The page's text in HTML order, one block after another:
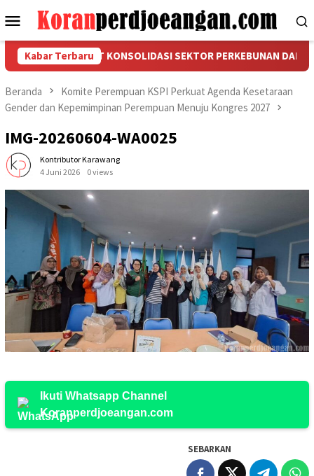
ke
Menu
Mobile
Kabar Terbaru
MEMPERKUAT KONSOLIDASI SEKTOR PERKEBUNAN DAN
Beranda
Komite Perempuan KSPI Perkuat Agenda Kesetaraan
Gender dan Kepemimpinan Perempuan Menuju Kongres 2027
IMG-20260604-WA0025
Kontributor Karawang
4 Juni 2026
0 views
Ikuti Whatsapp Channel
Koranperdjoeangan.com
SEBARKAN